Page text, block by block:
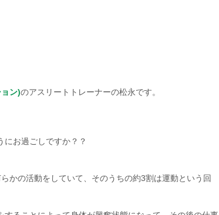
ン)のアスリートトレーナーの松永です。
にお過ごしですか？？
かの活動をしていて、そのうちの約3割は運動という回